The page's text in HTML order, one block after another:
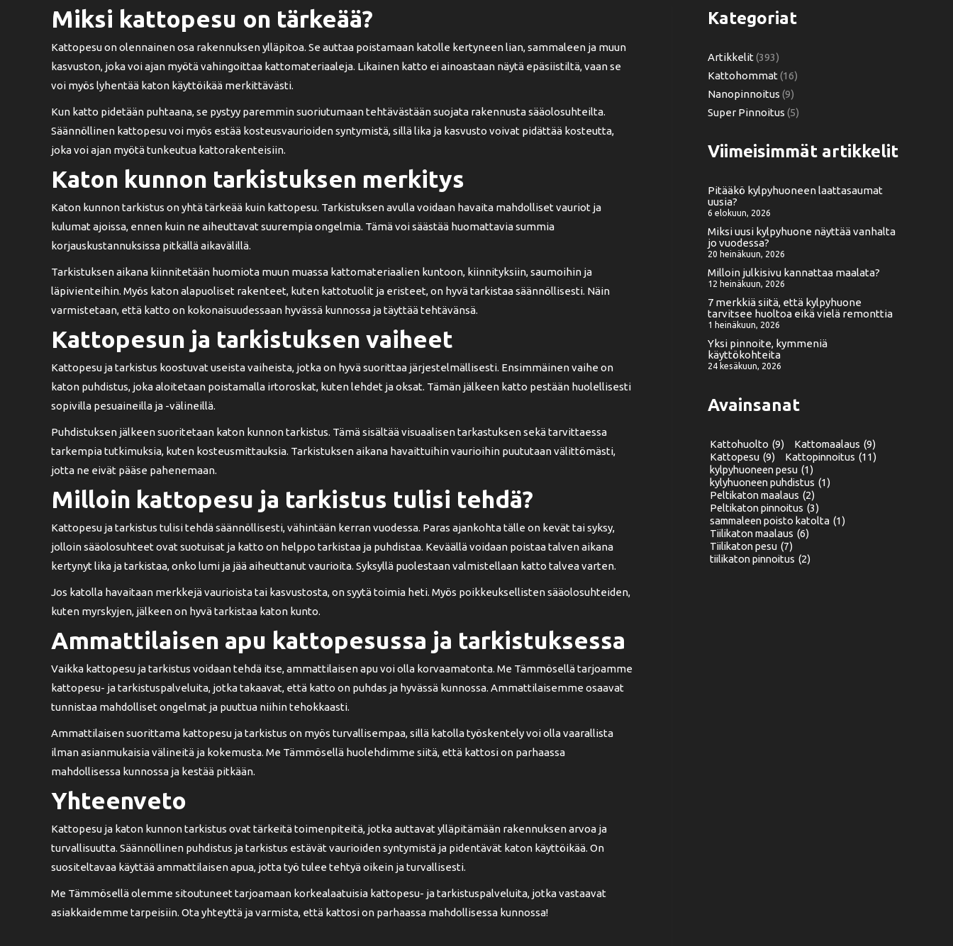
Miksi kattopesu on tärkeää?
Kattopesu on olennainen osa rakennuksen ylläpitoa. Se auttaa poistamaan katolle kertyneen lian, sammaleen ja muun
kasvuston, joka voi ajan myötä vahingoittaa kattomateriaaleja. Likainen katto ei ainoastaan näytä epäsiistiltä, vaan se
voi myös lyhentää katon käyttöikää merkittävästi.
Kun katto pidetään puhtaana, se pystyy paremmin suoriutumaan tehtävästään suojata rakennusta sääolosuhteilta.
Säännöllinen kattopesu voi myös estää kosteusvaurioiden syntymistä, sillä lika ja kasvusto voivat pidättää kosteutta,
joka voi ajan myötä tunkeutua kattorakenteisiin.
Katon kunnon tarkistuksen merkitys
Katon kunnon tarkistus on yhtä tärkeää kuin kattopesu. Tarkistuksen avulla voidaan havaita mahdolliset vauriot ja
kulumat ajoissa, ennen kuin ne aiheuttavat suurempia ongelmia. Tämä voi säästää huomattavia summia
korjauskustannuksissa pitkällä aikavälillä.
Tarkistuksen aikana kiinnitetään huomiota muun muassa kattomateriaalien kuntoon, kiinnityksiin, saumoihin ja
läpivienteihin. Myös katon alapuoliset rakenteet, kuten kattotuolit ja eristeet, on hyvä tarkistaa säännöllisesti. Näin
varmistetaan, että katto on kokonaisuudessaan hyvässä kunnossa ja täyttää tehtävänsä.
Kattopesun ja tarkistuksen vaiheet
Kattopesu ja tarkistus koostuvat useista vaiheista, jotka on hyvä suorittaa järjestelmällisesti. Ensimmäinen vaihe on
katon puhdistus, joka aloitetaan poistamalla irtoroskat, kuten lehdet ja oksat. Tämän jälkeen katto pestään huolellisesti
sopivilla pesuaineilla ja -välineillä.
Puhdistuksen jälkeen suoritetaan katon kunnon tarkistus. Tämä sisältää visuaalisen tarkastuksen sekä tarvittaessa
tarkempia tutkimuksia, kuten kosteusmittauksia. Tarkistuksen aikana havaittuihin vaurioihin puututaan välittömästi,
jotta ne eivät pääse pahenemaan.
Milloin kattopesu ja tarkistus tulisi tehdä?
Kattopesu ja tarkistus tulisi tehdä säännöllisesti, vähintään kerran vuodessa. Paras ajankohta tälle on kevät tai syksy,
jolloin sääolosuhteet ovat suotuisat ja katto on helppo tarkistaa ja puhdistaa. Keväällä voidaan poistaa talven aikana
kertynyt lika ja tarkistaa, onko lumi ja jää aiheuttanut vaurioita. Syksyllä puolestaan valmistellaan katto talvea varten.
Jos katolla havaitaan merkkejä vaurioista tai kasvustosta, on syytä toimia heti. Myös poikkeuksellisten sääolosuhteiden,
kuten myrskyjen, jälkeen on hyvä tarkistaa katon kunto.
Ammattilaisen apu kattopesussa ja tarkistuksessa
Vaikka kattopesu ja tarkistus voidaan tehdä itse, ammattilaisen apu voi olla korvaamatonta. Me Tämmösellä tarjoamme
kattopesu- ja tarkistuspalveluita, jotka takaavat, että katto on puhdas ja hyvässä kunnossa. Ammattilaisemme osaavat
tunnistaa mahdolliset ongelmat ja puuttua niihin tehokkaasti.
Ammattilaisen suorittama kattopesu ja tarkistus on myös turvallisempaa, sillä katolla työskentely voi olla vaarallista
ilman asianmukaisia välineitä ja kokemusta. Me Tämmösellä huolehdimme siitä, että kattosi on parhaassa
mahdollisessa kunnossa ja kestää pitkään.
Yhteenveto
Kattopesu ja katon kunnon tarkistus ovat tärkeitä toimenpiteitä, jotka auttavat ylläpitämään rakennuksen arvoa ja
turvallisuutta. Säännöllinen puhdistus ja tarkistus estävät vaurioiden syntymistä ja pidentävät katon käyttöikää. On
suositeltavaa käyttää ammattilaisen apua, jotta työ tulee tehtyä oikein ja turvallisesti.
Me Tämmösellä olemme sitoutuneet tarjoamaan korkealaatuisia kattopesu- ja tarkistuspalveluita, jotka vastaavat
asiakkaidemme tarpeisiin. Ota yhteyttä ja varmista, että kattosi on parhaassa mahdollisessa kunnossa!
Kategoriat
Artikkelit (393)
Kattohommat (16)
Nanopinnoitus (9)
Super Pinnoitus (5)
Viimeisimmät artikkelit
Pitääkö kylpyhuoneen laattasaumat
uusia?
6 elokuun, 2026
Miksi uusi kylpyhuone näyttää vanhalta
jo vuodessa?
20 heinäkuun, 2026
Milloin julkisivu kannattaa maalata?
12 heinäkuun, 2026
7 merkkiä siitä, että kylpyhuone
tarvitsee huoltoa eikä vielä remonttia
1 heinäkuun, 2026
Yksi pinnoite, kymmeniä
käyttökohteita
24 kesäkuun, 2026
Avainsanat
Kattohuolto (9) Kattomaalaus (9)
Kattopesu (9) Kattopinnoitus (11)
kylpyhuoneen pesu (1)
kylyhuoneen puhdistus (1)
Peltikaton maalaus (2)
Peltikaton pinnoitus (3)
sammaleen poisto katolta (1)
Tiilikaton maalaus (6)
Tiilikaton pesu (7)
tiilikaton pinnoitus (2)